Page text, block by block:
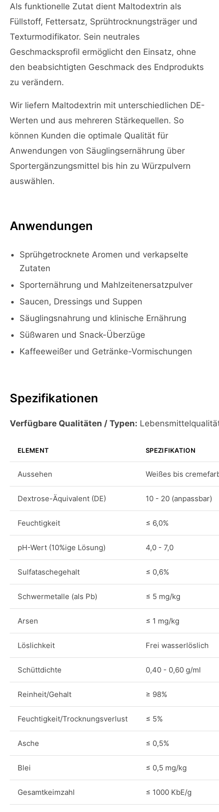
Als funktionelle Zutat dient Maltodextrin als
Füllstoff, Fettersatz, Sprühtrocknungsträger und
Texturmodifikator. Sein neutrales
Geschmacksprofil ermöglicht den Einsatz, ohne
den beabsichtigten Geschmack des Endprodukts
zu verändern.
Wir liefern Maltodextrin mit unterschiedlichen DE-
Werten und aus mehreren Stärkequellen. So
können Kunden die optimale Qualität für
Anwendungen von Säuglingsernährung über
Sportergänzungsmittel bis hin zu Würzpulvern
auswählen.
Anwendungen
Sprühgetrocknete Aromen und verkapselte
Zutaten
Sporternährung und Mahlzeitenersatzpulver
Saucen, Dressings und Suppen
Säuglingsnahrung und klinische Ernährung
Süßwaren und Snack-Überzüge
Kaffeeweißer und Getränke-Vormischungen
Spezifikationen
Verfügbare Qualitäten / Typen:
ELEMENT SPEZIFIKATION
Aussehen Weißes bis
Dextrose-Äquivalent (DE) 10 - 20 (anpassbar)
Feuchtigkeit ≤ 6,0%
pH-Wert (10%ige Lösung) 4,0 - 7,0
Sulfataschegehalt ≤ 0,6%
Schwermetalle (als Pb) ≤ 5 mg/kg
Arsen ≤ 1 mg/kg
Löslichkeit Frei wasserlöslich
Schüttdichte 0,40 - 0,60 g/ml
Reinheit/Gehalt ≥ 98%
Feuchtigkeit/Trocknungsverlust ≤ 5%
Asche ≤ 0,5%
Blei ≤ 0,5 mg/kg
Gesamtkeimzahl ≤ 1000 KbE/g